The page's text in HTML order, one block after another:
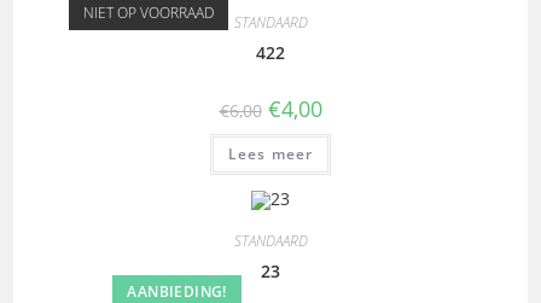
NIET OP VOORRAAD STANDAARD
422
€6,00 €4,00
Lees meer
AANBIEDING!
STANDAARD
23